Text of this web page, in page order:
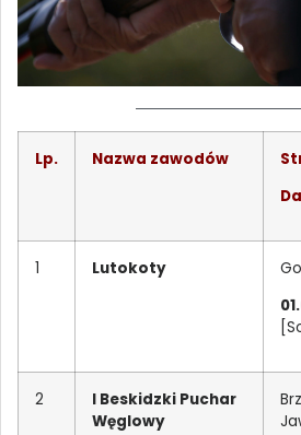
Lp. Nazwa zawodów
1 Lutokoty
2
I Beskidzki Puchar
Węglowy